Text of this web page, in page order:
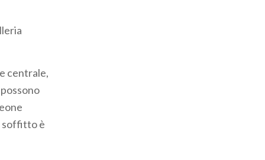
centrale,
soffitto è